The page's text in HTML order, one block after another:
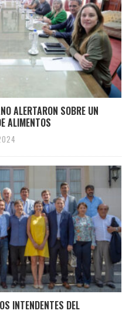
ALERTARON SOBRE UN
ALIMENTOS
INTENDENTES DEL